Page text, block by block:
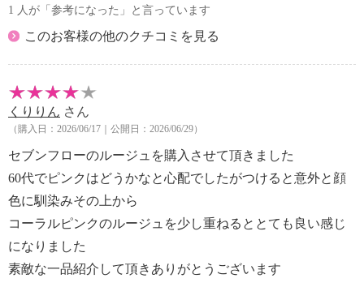
1 人が「参考になった」と言っています
このお客様の他のクチコミを見る
くりりん さん
（購入日：2026/06/17｜公開日：2026/06/29）
セブンフローのルージュを購入させて頂きました
60代でピンクはどうかなと心配でしたがつけると意外と顔
色に馴染みその上から
コーラルピンクのルージュを少し重ねるととても良い感じ
になりました
素敵な一品紹介して頂きありがとうございます